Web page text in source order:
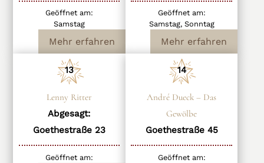
Geöffnet am:
Samstag
Mehr erfahren
Geöffnet am:
Samstag, Sonntag
Mehr erfahren
13
Lenny Ritter
Abgesagt:
Goethestraße 23
Geöffnet am:
14
André Dueck – Das
Gewölbe
Goethestraße 45
Geöffnet am: